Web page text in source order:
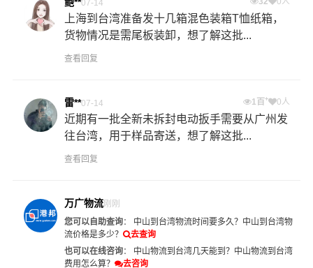
07-14
上海到台湾准备发十几箱混色装箱T恤纸箱，
货物情况是需尾板装卸，想了解这批...
查看回复
雷**07-14 1百+ 0人
近期有一批全新未拆封电动扳手需要从广州发
往台湾，用于样品寄送，想了解这批...
查看回复
万广物流刚刚
您可以自助查询： 中山到台湾物流时间要多久？ 中山到台湾物
流价格是多少？
去查询
也可以在线咨询： 中山物流到台湾几天能到？ 中山物流到台湾
费用怎么算？
去咨询